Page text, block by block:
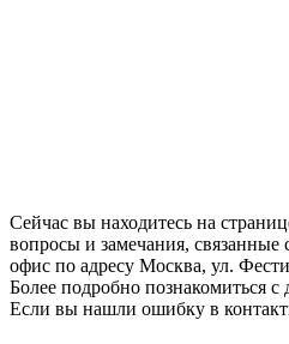
Сейчас вы находитесь на
вопросы и замечания,
офис по адресу Москва, ул.
Более подробно познакомиться
Если вы нашли ошибку в